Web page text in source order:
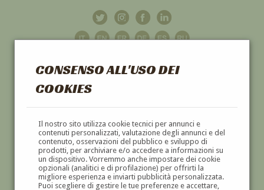
CONSENSO ALL'USO DEI
COOKIES
Il nostro sito utilizza cookie tecnici per annunci e
contenuti personalizzati, valutazione degli annunci e del
contenuto, osservazioni del pubblico e sviluppo di
prodotti, per archiviare e/o accedere a informazioni su
un dispositivo. Vorremmo anche impostare dei cookie
opzionali (analitici e di profilazione) per offrirti la
migliore esperienza e inviarti pubblicità personalizzata.
Puoi scegliere di gestire le tue preferenze e accettare,
GALLERIAD'ARTE
DIPINTI E SCULTURE '800 E '900